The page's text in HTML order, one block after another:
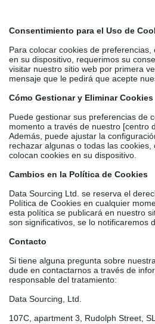
Consentimiento para el Uso de
Para colocar cookies de
en su dispositivo, requerimos su
visitar nuestro sitio web por primera
mensaje que le pedirá que acepte
Cómo Gestionar y Eliminar Cookies
Puede gestionar sus preferencias de
momento a través de nuestro [centro
Además, puede ajustar la
rechazar algunas o todas las
colocan cookies en su dispositivo.
Cambios en la Política de Cookies
Data Sourcing Ltd. se reserva el
Política de Cookies en cualquier
esta política se publicará en nuestro
son significativos, se lo notificaremos
Contacto
Si tiene alguna pregunta sobre
dude en contactarnos a través de
responsable del tratamiento:
Data Sourcing, Ltd.
107C, apartment 3, Rudolph Street,